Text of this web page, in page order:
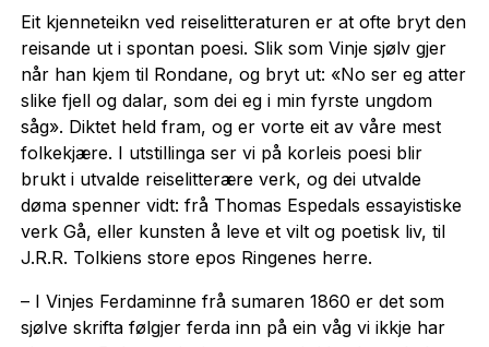
Eit kjenneteikn ved reiselitteraturen er at ofte bryt den
reisande ut i spontan poesi. Slik som Vinje sjølv gjer
når han kjem til Rondane, og bryt ut: «No ser eg atter
slike fjell og dalar, som dei eg i min fyrste ungdom
såg». Diktet held fram, og er vorte eit av våre mest
folkekjære. I utstillinga ser vi på korleis poesi blir
brukt i utvalde reiselitterære verk, og dei utvalde
døma spenner vidt: frå Thomas Espedals essayistiske
verk Gå, eller kunsten å leve et vilt og poetisk liv, til
J.R.R. Tolkiens store epos Ringenes herre.
– I Vinjes Ferdaminne frå sumaren 1860 er det som
sjølve skrifta følgjer ferda inn på ein våg vi ikkje har